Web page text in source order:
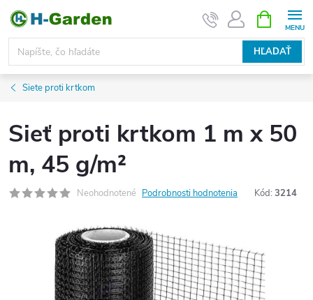
Prejsť
obsah
HĽADAŤ
KOŠÍK
Siete proti krtkom
Sieť proti krtkom 1 m x 50
m, 45 g/m²
Neohodnotené Podrobnosti hodnotenia Kód: 3214